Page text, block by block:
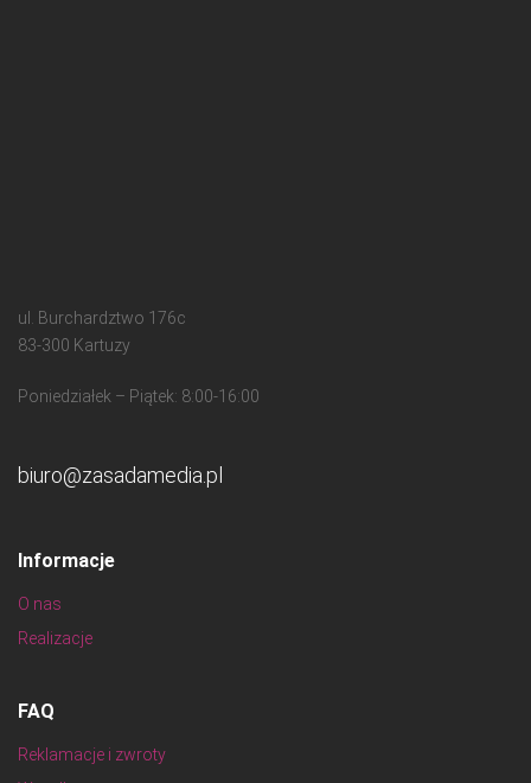
ul. Burchardztwo 176c
83-300 Kartuzy
Poniedziałek – Piątek: 8:00-16:00
biuro@zasadamedia.pl
Informacje
O nas
Realizacje
FAQ
Reklamacje i zwroty